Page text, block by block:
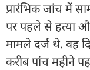
प्रारंभिक जांच में
पर पहले से हत्या
मामले दर्ज थे. वह
करीब पांच महीने